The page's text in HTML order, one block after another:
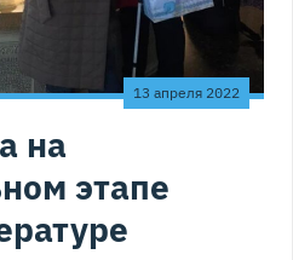
13 апреля 2022
на
этапе